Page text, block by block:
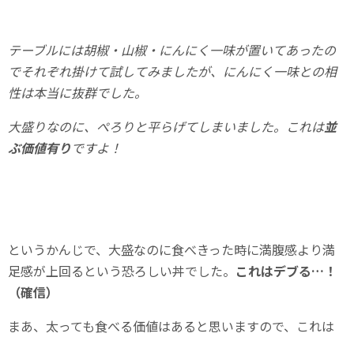
テーブルには胡椒・山椒・にんにく一味が置いてあったの
でそれぞれ掛けて試してみましたが、にんにく一味との相
性は本当に抜群でした。
大盛りなのに、ぺろりと平らげてしまいました。これは並
ぶ価値有りですよ！
というかんじで、大盛なのに食べきった時に満腹感より満
足感が上回るという恐ろしい丼でした。 これはデブる…！
（確信）
まあ、太っても食べる価値はあると思いますので、これは